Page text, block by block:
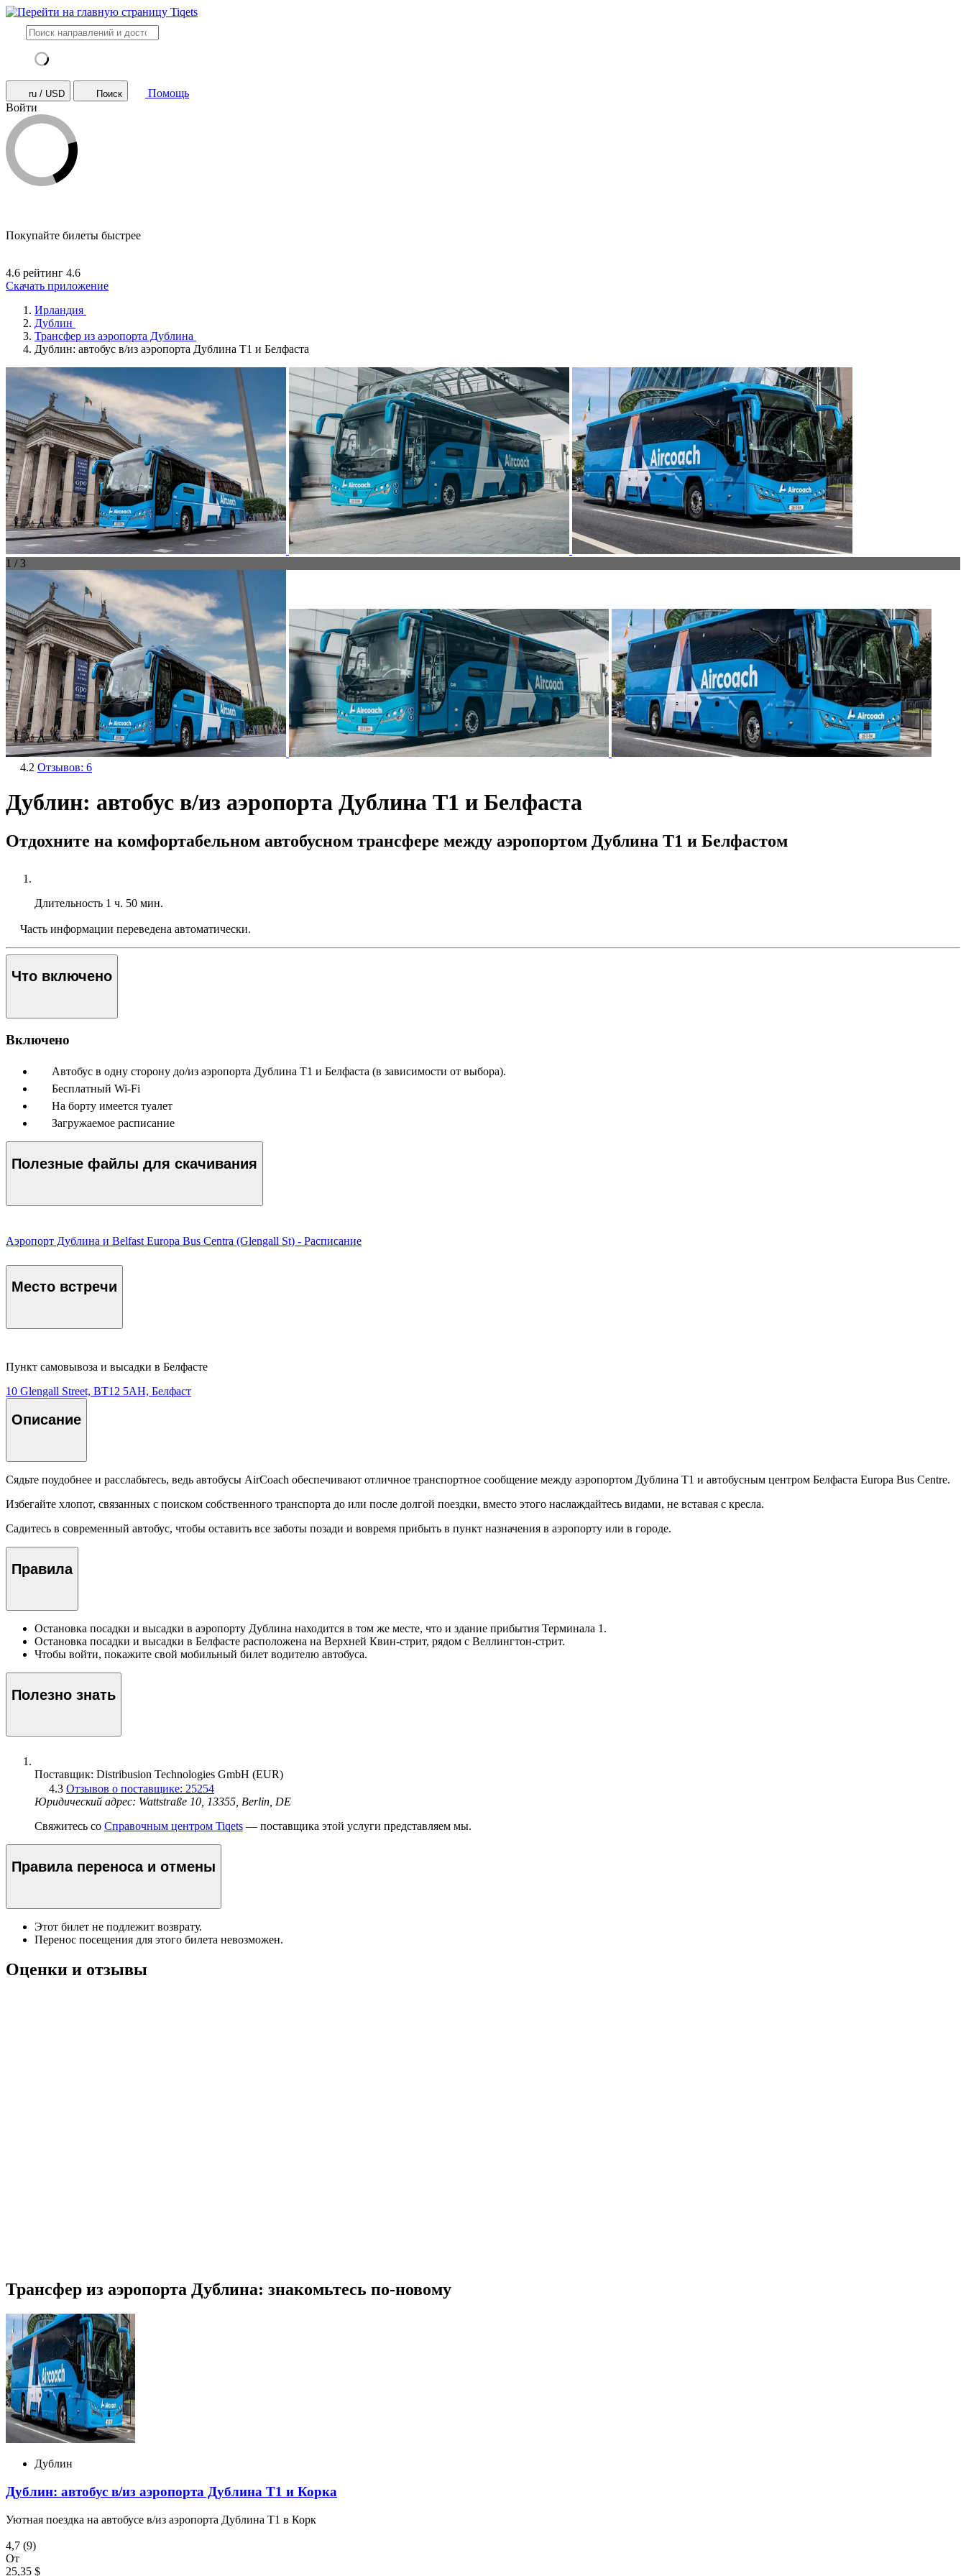
ru / USD Поиск
Помощь
Войти
Покупайте билеты быстрее
4.6 рейтинг 4.6
Скачать приложение
Ирландия
Дублин
Трансфер из аэропорта Дублина
Дублин: автобус в/из аэропорта Дублина T1 и Белфаста
1 / 3
4.2 Отзывов: 6
Дублин: автобус в/из аэропорта Дублина T1 и Белфаста
Отдохните на комфортабельном автобусном трансфере между аэропортом Дублина T1 и Белфастом
Длительность 1 ч. 50 мин.
Часть информации переведена автоматически.
Что включено
Включено
Автобус в одну сторону до/из аэропорта Дублина T1 и Белфаста (в зависимости от выбора).
Бесплатный Wi-Fi
На борту имеется туалет
Загружаемое расписание
Полезные файлы для скачивания
Аэропорт Дублина и Belfast Europa Bus Centra (Glengall St) - Расписание
Место встречи
Пункт самовывоза и высадки в Белфасте
10 Glengall Street, BT12 5AH, Белфаст
Описание
Сядьте поудобнее и расслабьтесь, ведь автобусы AirCoach обеспечивают отличное транспортное сообщение между аэропортом Дублина T1 и автобусным центром Белфаста Europa Bus Centre.
Избегайте хлопот, связанных с поиском собственного транспорта до или после долгой поездки, вместо этого наслаждайтесь видами, не вставая с кресла.
Садитесь в современный автобус, чтобы оставить все заботы позади и вовремя прибыть в пункт назначения в аэропорту или в городе.
Правила
Остановка посадки и высадки в аэропорту Дублина находится в том же месте, что и здание прибытия Терминала 1.
Остановка посадки и высадки в Белфасте расположена на Верхней Квин-стрит, рядом с Веллингтон-стрит.
Чтобы войти, покажите свой мобильный билет водителю автобуса.
Полезно знать
Поставщик: Distribusion Technologies GmbH (EUR)
4.3 Отзывов о поставщике: 25254
Юридический адрес: Wattstraße 10, 13355, Berlin, DE
Свяжитесь со Справочным центром Tiqets — поставщика этой услуги представляем мы.
Правила переноса и отмены
Этот билет не подлежит возврату.
Перенос посещения для этого билета невозможен.
Оценки и отзывы
Трансфер из аэропорта Дублина: знакомьтесь по-новому
Дублин
Дублин: автобус в/из аэропорта Дублина T1 и Корка
Уютная поездка на автобусе в/из аэропорта Дублина T1 в Корк
4,7 (9)
От
25,35 $